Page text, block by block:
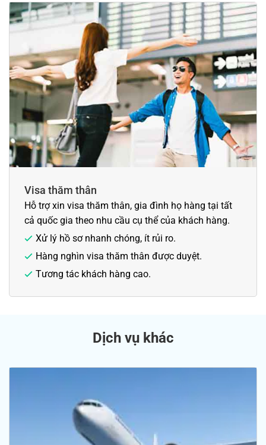
Visa thăm thân
Hỗ trợ xin visa thăm thân, gia đình họ hàng tại tất
cả quốc gia theo nhu cầu cụ thể của khách hàng.
Xử lý hồ sơ nhanh chóng, ít rủi ro.
Hàng nghìn visa thăm thân được duyệt.
Tương tác khách hàng cao.
Dịch vụ khác